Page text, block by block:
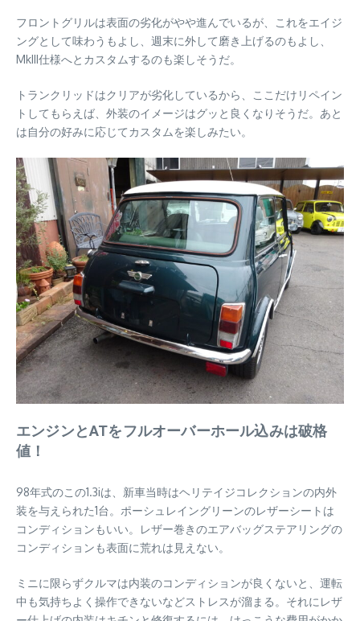
フロントグリルは表面の劣化がやや進んでいるが、これをエイジ
ングとして味わうもよし、週末に外して磨き上げるのもよし、
MkIII仕様へとカスタムするのも楽しそうだ。
トランクリッドはクリアが劣化しているから、ここだけリペイン
トしてもらえば、外装のイメージはグッと良くなりそうだ。あと
は自分の好みに応じてカスタムを楽しみたい。
エンジンとATをフルオーバーホール込みは破格
値！
98年式のこの1.3iは、新車当時はヘリテイジコレクションの内外
装を与えられた1台。ポーシュレイングリーンのレザーシートは
コンディションもいい。レザー巻きのエアバッグステアリングの
コンディションも表面に荒れは見えない。
ミニに限らずクルマは内装のコンディションが良くないと、運転
中も気持ちよく操作できないなどストレスが溜まる。それにレザ